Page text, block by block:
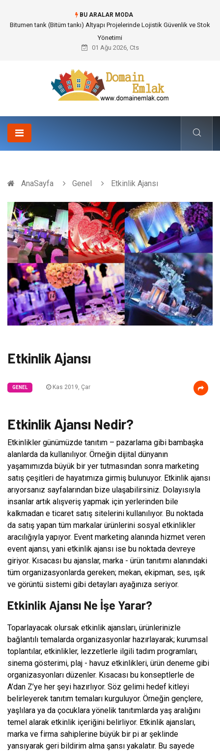
BU ARALAR MODA
Bitumen tank (Bitüm tankı) Altyapı Projelerinde Lojistik Güvenlik ve Stok
Yönetimi
01 Ağu 2026, Cts
AnaSayfa Genel Etkinlik Ajansı
Etkinlik Ajansı
GENEL Kas 2019, Çar
Etkinlik Ajansı Nedir?
Etkinlikler günümüzde tanıtım – pazarlama gibi bambaşka
alanlarda da kullanılıyor. Örneğin dijital dünyanın
yaşamımızda büyük bir yer tutmasından sonra marketing
satış çeşitleri de hayatımıza girmiş bulunuyor. Etkinlik ajansı
arıyorsanız sayfalarından bize ulaşabilirsiniz. Dolayısıyla
insanlar artık alışveriş yapmak için yerlerinden bile
kalkmadan e ticaret satış sitelerini kullanılıyor. Bu noktada
da satış yapan tüm markalar ürünlerini sosyal etkinlikler
aracılığıyla yapıyor. Event marketing alanında hizmet veren
event ajansı, yani etkinlik ajansı ise bu noktada devreye
giriyor. Kısacası bu ajanslar, marka - ürün tanıtımı alanındaki
tüm organizasyonlarda gereken; mekan, ekipman, ses, ışık
ve görüntü sistemi gibi detayları ayağınıza seriyor.
Etkinlik Ajansı Ne İşe Yarar?
Toparlayacak olursak etkinlik ajansları, ürünlerinizle
bağlantılı temalarda organizasyonlar hazırlayarak; kurumsal
toplantılar, etkinlikler, lezzetlerle ilgili tadım programları,
sinema gösterimi, plaj - havuz etkinlikleri, ürün deneme gibi
organizasyonları düzenler. Kısacası bu konseptlerle de
A’dan Z’ye her şeyi hazırlıyor. Söz gelimi hedef kitleyi
belirleyerek tanıtım temaları kurguluyor. Örneğin gençlere,
yaşlılara ya da çocuklara yönelik tanıtımlarda yaş aralığını
temel alarak etkinlik içeriğini belirliyor. Etkinlik ajansları,
marka ve firma sahiplerine büyük bir pi ar şeklinde
yansıyarak geri bildirim alma şansı yakalatır. Bu sayede